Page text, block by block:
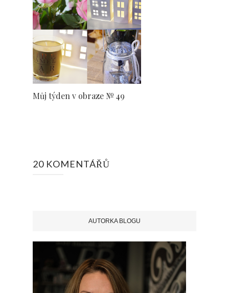
Můj týden v obraze № 49
20 KOMENTÁŘŮ
AUTORKA BLOGU